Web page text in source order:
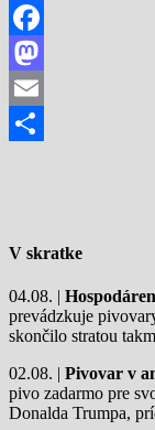
Facebook
Mastodon
Email
V skratke
04.08. |
prevádzkuje
skončilo stratou
02.08. | Pivovar v
pivo zadarmo pre
Donalda Trumpa,